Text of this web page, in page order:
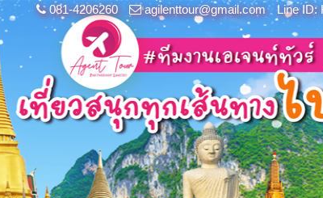
081-4206260 agilenttour@gmail.com Line ID: